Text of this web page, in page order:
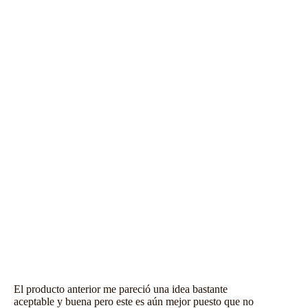
El producto anterior me pareció una idea bastante
aceptable y buena pero este es aún mejor puesto que no